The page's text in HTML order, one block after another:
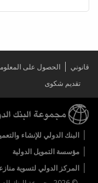
قانوني الحصول على
تقديم شكوى
البنك الدولي للإنشاء
مؤسسة التمويل الدولية
المركز الدولي لتسوية